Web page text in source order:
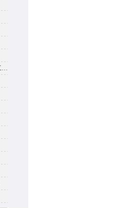
Ω－G40、Ω－G65、Ω－G80工具滑车